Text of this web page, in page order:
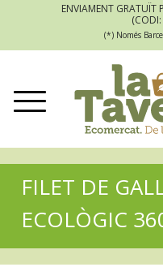
ENVIAMENT GRATUÏT
(CODI:
(*) Només
FILET DE
ECOLÒGIC